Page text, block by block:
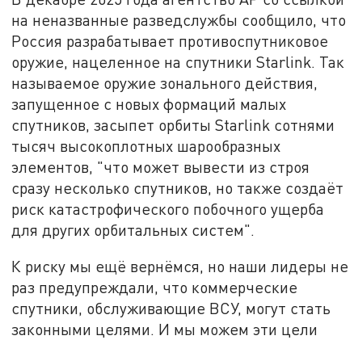
на неназванные разведслужбы сообщило, что
Россия разрабатывает противоспутниковое
оружие, нацеленное на спутники Starlink. Так
называемое оружие зонального действия,
запущенное с новых формаций малых
спутников, засыпет орбиты Starlink сотнями
тысяч высокоплотных шарообразных
элементов, "что может вывести из строя
сразу несколько спутников, но также создаёт
риск катастрофического побочного ущерба
для других орбитальных систем".
К риску мы ещё вернёмся, но наши лидеры не
раз предупреждали, что коммерческие
спутники, обслуживающие ВСУ, могут стать
законными целями. И мы можем эти цели